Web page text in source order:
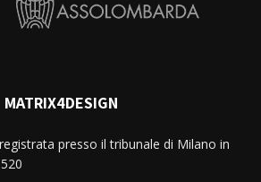
MATRIX4DESIGN
presso il tribunale di Milano in